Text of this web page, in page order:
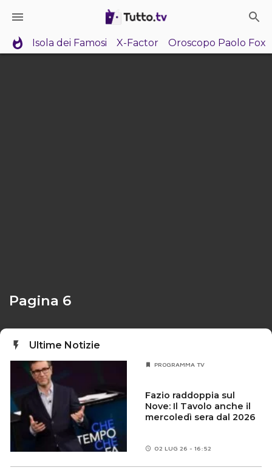
Isola dei Famosi X-Factor Oroscopo Paolo Fox
Pagina 6
Ultime Notizie
PROGRAMMA TV
Fazio raddoppia sul
Nove: Il Tavolo anche il
mercoledì sera dal 2026
02 LUG 26 - 16:52